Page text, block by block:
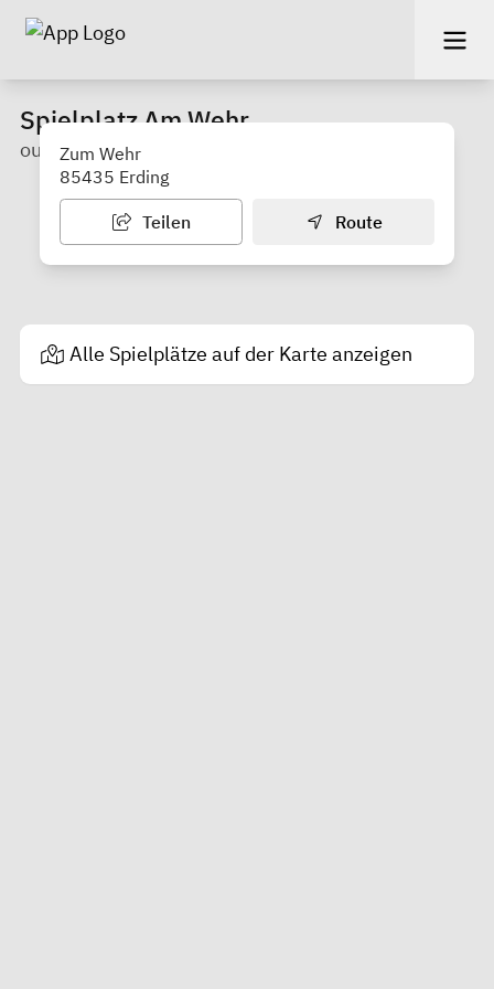
Spielplatz Am Wehr
outdoorZum Wehr
85435 Erding
Teilen Route
Alle Spielplätze auf der Karte anzeigen